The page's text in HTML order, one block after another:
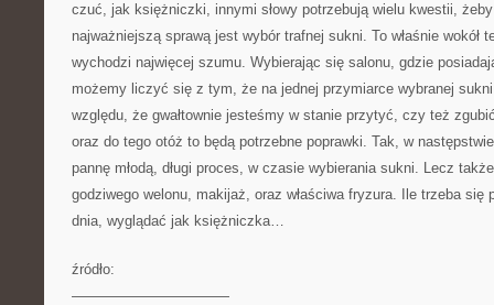
czuć, jak księżniczki, innymi słowy potrzebują wielu kwestii,
najważniejszą sprawą jest wybór trafnej sukni. To właśnie wokół
wychodzi najwięcej szumu. Wybierając się salonu, gdzie
możemy liczyć się z tym, że na jednej przymiarce wybranej
względu, że gwałtownie jesteśmy w stanie przytyć, czy też
oraz do tego otóż to będą potrzebne poprawki. Tak, w
pannę młodą, długi proces, w czasie wybierania sukni. Lecz
godziwego welonu, makijaż, oraz właściwa fryzura. Ile trzeba się
dnia, wyglądać jak księżniczka…
źródło:
———————————